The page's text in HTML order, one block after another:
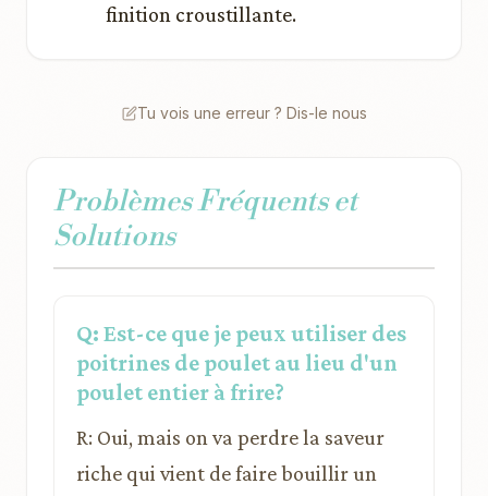
finition croustillante.
Tu vois une erreur ? Dis-le nous
Problèmes Fréquents et
Solutions
Q: Est-ce que je peux utiliser des
poitrines de poulet au lieu d'un
poulet entier à frire?
R: Oui, mais on va perdre la saveur
riche qui vient de faire bouillir un